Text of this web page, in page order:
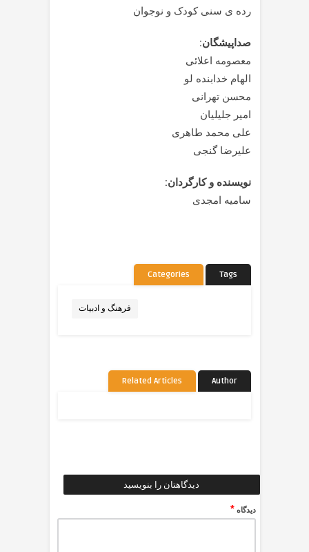
رده ی سنی کودک و نوجوان
صداپیشگان:
معصومه اعلائی
الهام خدابنده لو
محسن تهرانی
امیر جلیلیان
علی محمد طاهری
علیرضا گنجی
نویسنده و کارگردان:
سامیه امجدی
Categories Tags
فرهنگ و ادبیات
Related Articles Author
دیدگاهتان را بنویسید
دیدگاه*